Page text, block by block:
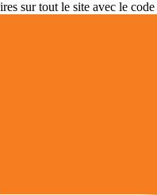
sur tout le site avec le code